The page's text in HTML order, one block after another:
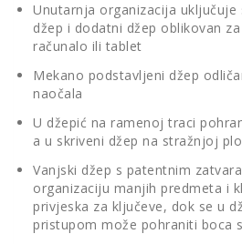
Unutarnja organizacija uključuje
džep i dodatni džep oblikovan
računalo ili tablet
Mekano podstavljeni džep
naočala
U džepić na ramenoj traci
a u skriveni džep na stražnjoj
Vanjski džep s patentnim
organizaciju manjih predmeta i
privjeska za ključeve, dok se u
pristupom može pohraniti boca